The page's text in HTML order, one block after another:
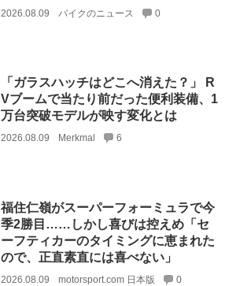
2026.08.09 バイクのニュース 0
「ガラスハッチはどこへ消えた？」 R
Vブームで当たり前だった便利装備、1
万台突破モデルが映す変化とは
2026.08.09 Merkmal 6
福住仁嶺がスーパーフォーミュラで今
季2勝目……しかし喜びは控えめ「セ
ーフティカーのタイミングに恵まれた
ので、正直素直には喜べない」
2026.08.09 motorsport.com 日本版 0